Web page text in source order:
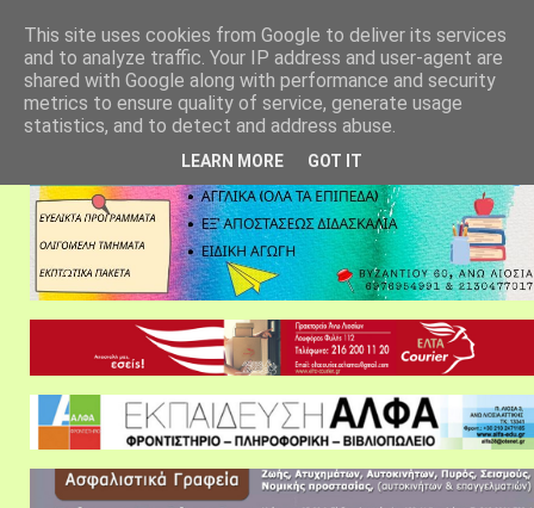
This site uses cookies from Google to deliver its services
and to analyze traffic. Your IP address and user-agent are
shared with Google along with performance and security
metrics to ensure quality of service, generate usage
statistics, and to detect and address abuse.
LEARN MORE GOT IT